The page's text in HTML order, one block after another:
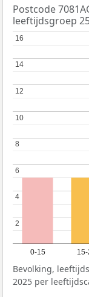
Postcode
leeftijdsgroep
0-15
2
2
4
4
6
6
8
8
10
10
12
12
14
14
16
16
Bevolking,
2025 per